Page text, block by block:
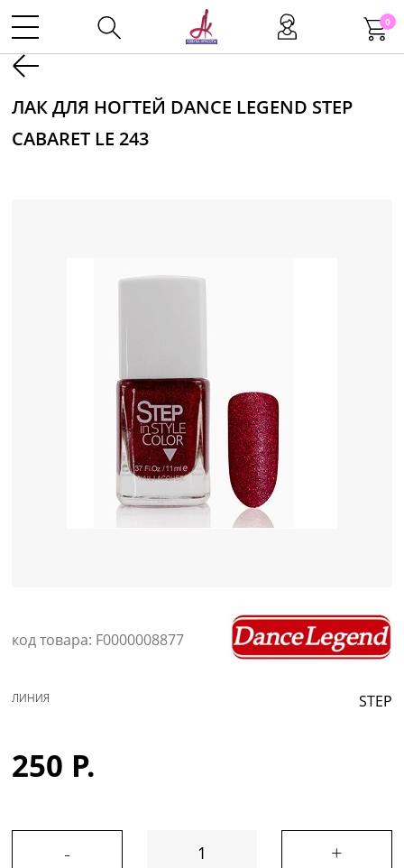
0
Инструменты
Одноразовая продукция
Уход за кожей
ЛАК ДЛЯ НОГТЕЙ DANCE LEGEND STEP
CABARET LE 243
код товара: F0000008877
STEP
ЛИНИЯ
250 Р.
- +